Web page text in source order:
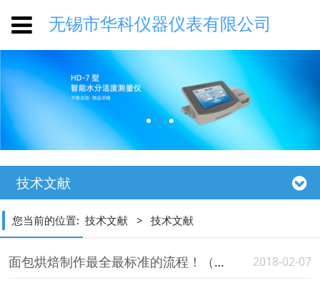
无锡市华科仪器仪表有限公司
技术文献
您当前的位置: 技术文献 > 技术文献
面包烘焙制作最全最标准的流程！（水分活度仪转） 2018-02-07